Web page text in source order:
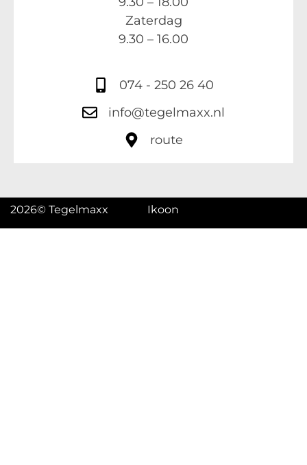
Zaterdag
9.30 – 16.00
074 - 250 26 40
info@tegelmaxx.nl
route
2026© Tegelmaxx Ikoon